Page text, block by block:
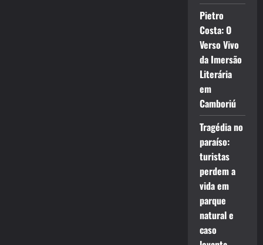
Pietro
Costa: O
Verso Vivo
da Imersão
Literária
em
Camboriú
Tragédia no
paraíso:
turistas
perdem a
vida em
parque
natural e
caso